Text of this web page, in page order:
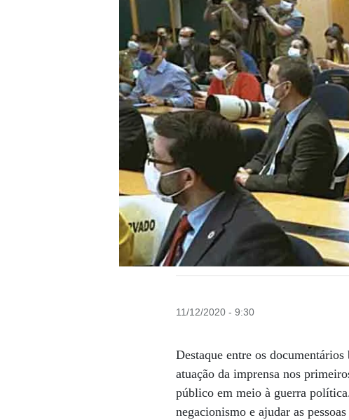
11/12/2020 - 9:30
Destaque entre os
atuação da imprensa nos
público em meio à guerra
negacionismo e ajudar as